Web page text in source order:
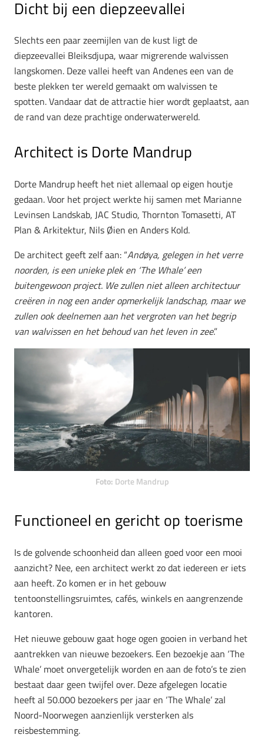
Dicht bij een diepzeevallei
Slechts een paar zeemijlen van de kust ligt de
diepzeevallei Bleiksdjupa, waar migrerende walvissen
langskomen. Deze vallei heeft van Andenes een van de
beste plekken ter wereld gemaakt om walvissen te
spotten. Vandaar dat de attractie hier wordt geplaatst, aan
de rand van deze prachtige onderwaterwereld.
Architect is Dorte Mandrup
Dorte Mandrup heeft het niet allemaal op eigen houtje
gedaan. Voor het project werkte hij samen met Marianne
Levinsen Landskab, JAC Studio, Thornton Tomasetti, AT
Plan & Arkitektur, Nils Øien en Anders Kold.
De architect geeft zelf aan: “Andøya, gelegen in het verre
noorden, is een unieke plek en ‘The Whale’ een
buitengewoon project. We zullen niet alleen architectuur
creëren in nog een ander opmerkelijk landschap, maar we
zullen ook deelnemen aan het vergroten van het begrip
van walvissen en het behoud van het leven in zee.”
Foto: Dorte Mandrup
Functioneel en gericht op toerisme
Is de golvende schoonheid dan alleen goed voor een mooi
aanzicht? Nee, een architect werkt zo dat iedereen er iets
aan heeft. Zo komen er in het gebouw
tentoonstellingsruimtes, cafés, winkels en aangrenzende
kantoren.
Het nieuwe gebouw gaat hoge ogen gooien in verband het
aantrekken van nieuwe bezoekers. Een bezoekje aan ‘The
Whale’ moet onvergetelijk worden en aan de foto’s te zien
bestaat daar geen twijfel over. Deze afgelegen locatie
heeft al 50.000 bezoekers per jaar en ‘The Whale’ zal
Noord-Noorwegen aanzienlijk versterken als
reisbestemming.